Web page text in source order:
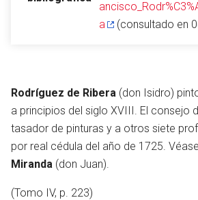
a
(consultado en
Rodríguez de Ribera (don Isidro)
a principios del siglo XVIII. El consejo
tasador de pinturas y a otros siete
por real cédula del año de 1725. Véase
Miranda (don Juan).
(Tomo IV, p. 223)